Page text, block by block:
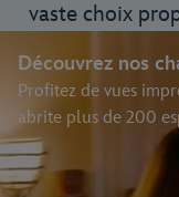
vaste choix
Découvrez nos
Profitez de vues
abrite plus de 200